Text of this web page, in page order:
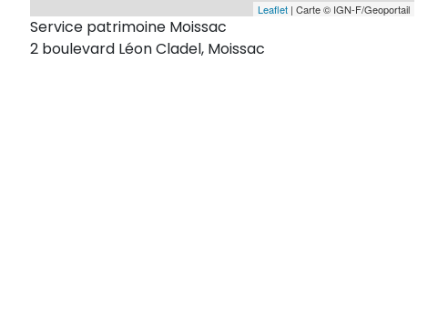
Leaflet | Carte © IGN-F/Geoportail
Service patrimoine Moissac
2 boulevard Léon Cladel, Moissac